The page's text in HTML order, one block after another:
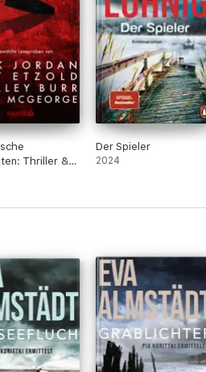
Thriller &
Droemer
Der Spieler
2024